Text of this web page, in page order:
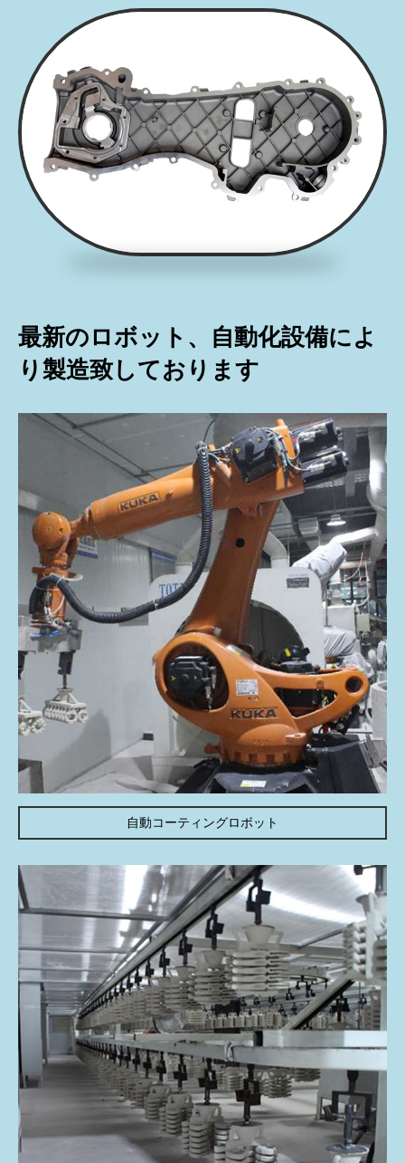
最新のロボット、自動化設備によ
り製造致しております
自動コーティングロボット